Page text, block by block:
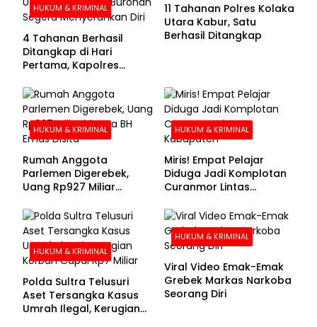
HUKUM & KRIMINAL
4 Tahanan Berhasil
Ditangkap di Hari
Pertama, Kapolres
Buronan Segera
Menyerahkan Diri
11 Tahanan Polres Kolaka
Utara Kabur, Satu
Berhasil Ditangkap
HUKUM & KRIMINAL
Rumah Anggota
Parlemen Digerebek,
Uang Rp927 Miliar
HUKUM & KRIMINAL
Miris! Empat Pelajar
Diduga Jadi Komplotan
Curanmor Lintas
HUKUM & KRIMINAL
Polda Sultra Telusuri
Aset Tersangka Kasus
Umrah Ilegal, Kerugian
HUKUM & KRIMINAL
Viral Video Emak-Emak
Grebek Markas Narkoba
Seorang Diri